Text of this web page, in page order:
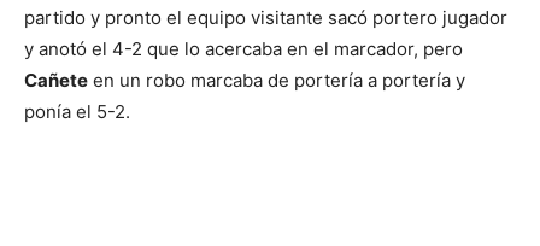
partido y pronto el equipo visitante sacó portero jugador
y anotó el 4-2 que lo acercaba en el marcador, pero
Cañete en un robo marcaba de portería a portería y
ponía el 5-2.